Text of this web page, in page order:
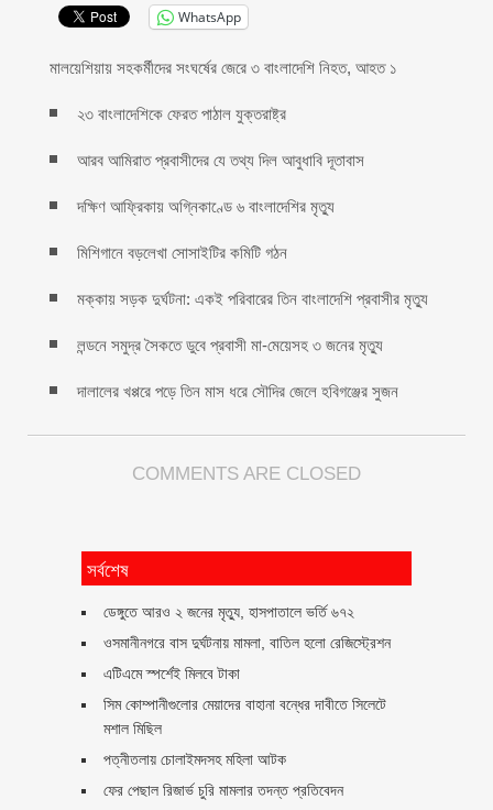
WhatsApp
মালয়েশিয়ায় সহকর্মীদের সংঘর্ষের জেরে ৩ বাংলাদেশি নিহত, আহত ১
২৩ বাংলাদেশিকে ফেরত পাঠাল যুক্তরাষ্ট্র
আরব আমিরাত প্রবাসীদের যে তথ্য দিল আবুধাবি দূতাবাস
দক্ষিণ আফ্রিকায় অগ্নিকাণ্ডে ৬ বাংলাদেশির মৃত্যু
মিশিগানে বড়লেখা সোসাইটির কমিটি গঠন
মক্কায় সড়ক দুর্ঘটনা: একই পরিবারের তিন বাংলাদেশি প্রবাসীর মৃত্যু
লন্ডনে সমুদ্র সৈকতে ডুবে প্রবাসী মা-মেয়েসহ ৩ জনের মৃত্যু
দালালের খপ্পরে পড়ে তিন মাস ধরে সৌদির জেলে হবিগঞ্জের সুজন
COMMENTS ARE CLOSED
সর্বশেষ
ডেঙ্গুতে আরও ২ জনের মৃত্যু, হাসপাতালে ভর্তি ৬৭২
ওসমানীনগরে বাস দুর্ঘটনায় মামলা, বাতিল হলো রেজিস্ট্রেশন
এটিএমে স্পর্শেই মিলবে টাকা
সিম কোম্পানীগুলোর মেয়াদের বাহানা বন্ধের দাবীতে সিলেটে
মশাল মিছিল
পত্নীতলায় চোলাইমদসহ মহিলা আটক
ফের পেছাল রিজার্ভ চুরি মামলার তদন্ত প্রতিবেদন